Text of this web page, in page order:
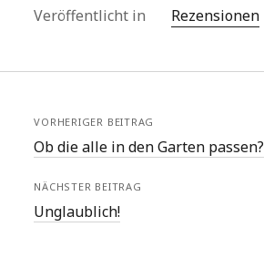
Veröffentlicht in Rezensionen
VORHERIGER BEITRAG
Ob die alle in den Garten passen?
NÄCHSTER BEITRAG
Unglaublich!